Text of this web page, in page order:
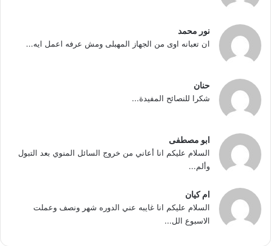
نور محمد
ان تعبانه اوى من الجهاز المهبلى ومش عرفه اعمل ايه...
حنان
شكرا للنصائح المفيدة...
ابو مصطفى
السلام عليكم انا أعاني من خروج السائل المنوي بعد التبول
وألم...
ام كيان
السلام عليكم انا غايبه عني الدوره شهر ونصف وعملت
الاسبوع الل...